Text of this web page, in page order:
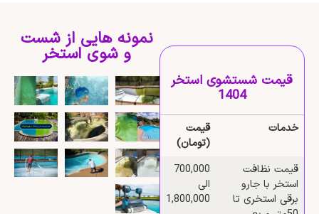
قیمت شستشوی استخر
1404
خدمات
قیمت
(تومان)
قیمت نظافت
استخر با جارو
برقی استخری تا
700,000
الی
1,800,000
نمونه هایی از شست
و شوی استخر